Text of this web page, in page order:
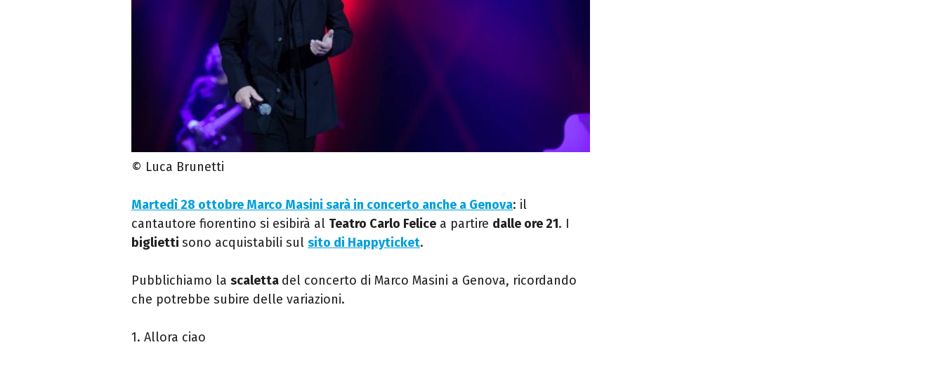
© Luca Brunetti
Martedì 28 ottobre Marco Masini sarà in concerto anche a Genova: il
cantautore fiorentino si esibirà al Teatro Carlo Felice a partire dalle ore 21. I
biglietti sono acquistabili sul sito di Happyticket.
Pubblichiamo la scaletta del concerto di Marco Masini a Genova, ricordando
che potrebbe subire delle variazioni.
1. Allora ciao